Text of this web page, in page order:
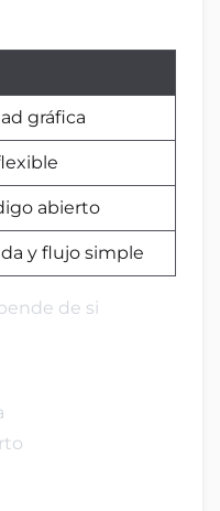
gráfica
abierto
y flujo simple
de si